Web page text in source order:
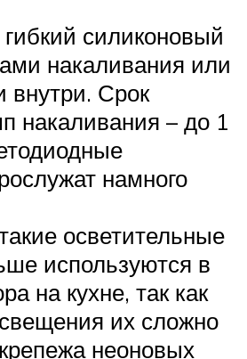
силиконовый
накаливания или
внутри. Срок
накаливания – до 1
намного
осветительные
используются в
на кухне, так как
их сложно
неоновых